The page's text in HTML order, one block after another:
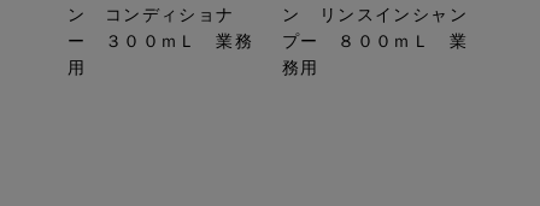
ン コンディショナ
ー ３００ｍＬ 業務
用
ン リンスインシャン
プー ８００ｍＬ 業
務用